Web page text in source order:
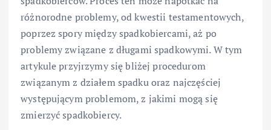
różnorodne problemy, od kwestii testamentowych,
poprzez spory między spadkobiercami, aż po
problemy związane z długami spadkowymi. W tym
artykule przyjrzymy się bliżej procedurom
związanym z działem spadku oraz najczęściej
występującym problemom, z jakimi mogą się
zmierzyć spadkobiercy.